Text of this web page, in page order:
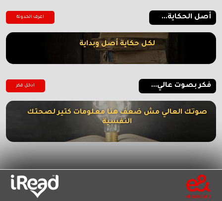
أصل الحكاية... اعرف الحدوتة
لكل حكاية أصل وبداية
فكر بصوت عالي... ادخل فكر
صوتك العالي مش ضعف هنا معلومات كتير لصحتك
النفسية